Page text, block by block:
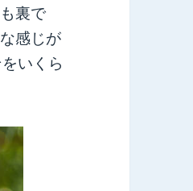
裏で
感じが
いくら